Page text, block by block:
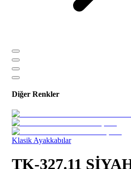
Diğer Renkler
Klasik Ayakkabılar
TK-327.11